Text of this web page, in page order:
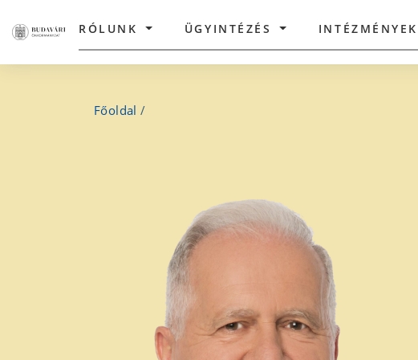
RÓLUNK ÜGYINTÉZÉS INTÉZMÉNYEK
Főoldal /